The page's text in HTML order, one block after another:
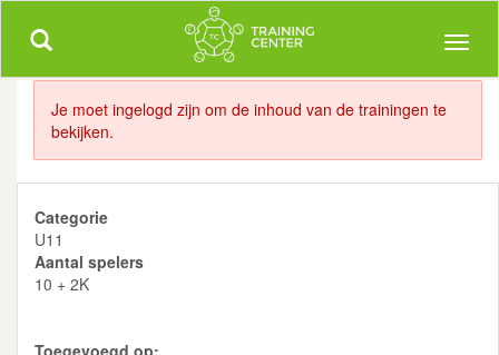
Meer dan 5000 uitgewerkte trainingen!
Toggle
Je moet ingelogd zijn om de inhoud van de trainingen te
bekijken.
Categorie
U11
Aantal spelers
10 + 2K